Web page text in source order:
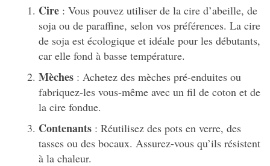
Cire : Vous pouvez utiliser de la cire d’abeille, de
soja ou de paraffine, selon vos préférences. La cire
de soja est écologique et idéale pour les débutants,
car elle fond à basse température.
Mèches : Achetez des mèches pré-enduites ou
fabriquez-les vous-même avec un fil de coton et de
la cire fondue.
Contenants : Réutilisez des pots en verre, des
tasses ou des bocaux. Assurez-vous qu’ils résistent
à la chaleur.